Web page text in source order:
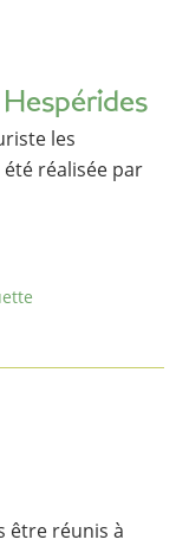
les
réalisée par
être réunis à